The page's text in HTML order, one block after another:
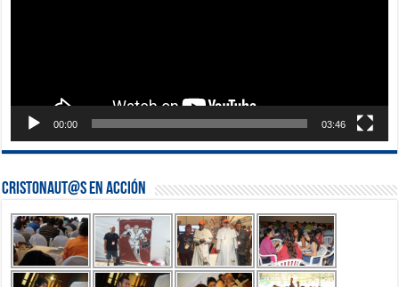
00:00 03:46
Cristonaut@s en Acción